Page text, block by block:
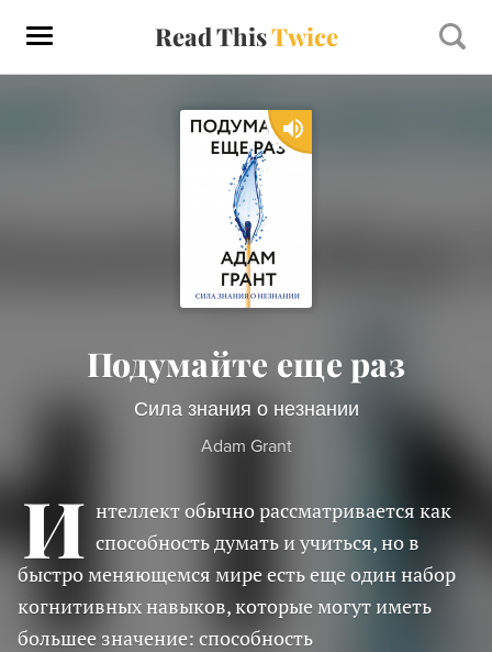
Read ThisTwice
Подумайте еще раз
Сила знания о незнании
Adam Grant
И нтеллект обычно рассматривается как
способность думать и учиться, но в
быстро меняющемся мире есть еще один набор
когнитивных навыков, которые могут иметь
большее значение: способность